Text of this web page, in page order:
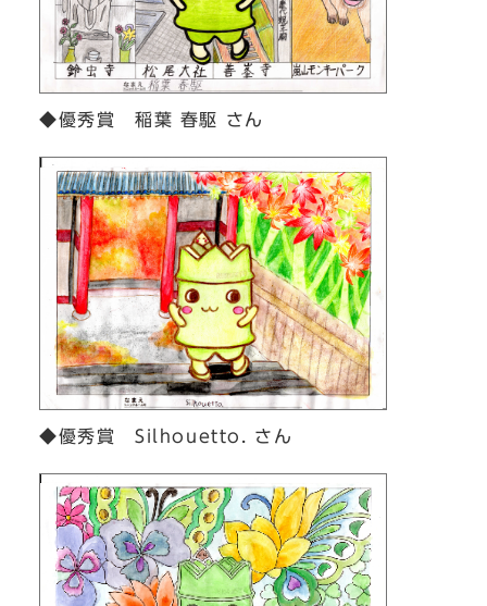
◆優秀賞 稲葉 春駆 さん
◆優秀賞 Silhouetto. さん